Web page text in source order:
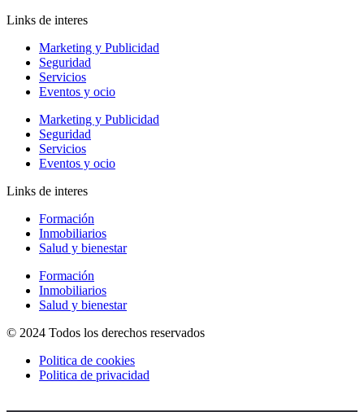
Links de interes
Marketing y Publicidad
Seguridad
Servicios
Eventos y ocio
Marketing y Publicidad
Seguridad
Servicios
Eventos y ocio
Links de interes
Formación
Inmobiliarios
Salud y bienestar
Formación
Inmobiliarios
Salud y bienestar
© 2024 Todos los derechos reservados
Politica de cookies
Politica de privacidad